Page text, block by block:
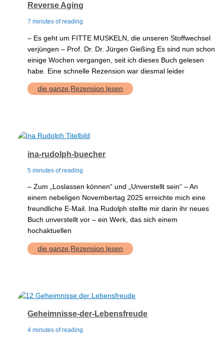
Reverse Aging
7 minutes of reading
– Es geht um FITTE MUSKELN, die unseren Stoffwechsel
verjüngen – Prof. Dr. Dr. Jürgen Gießing Es sind nun schon
einige Wochen vergangen, seit ich dieses Buch gelesen
habe. Eine schnelle Rezension war diesmal leider
Reverse
Aging
die ganze Rezension lesen
ina-rudolph-buecher
5 minutes of reading
– Zum „Loslassen können“ und „Unverstellt sein“ – An
einem nebeligen Novembertag 2025 erreichte mich eine
freundliche E-Mail. Ina Rudolph stellte mir darin ihr neues
Buch unverstellt vor – ein Werk, das sich einem
hochaktuellen
ina-
rudolph-
die ganze Rezension lesen
Geheimnisse-der-Lebensfreude
4 minutes of reading